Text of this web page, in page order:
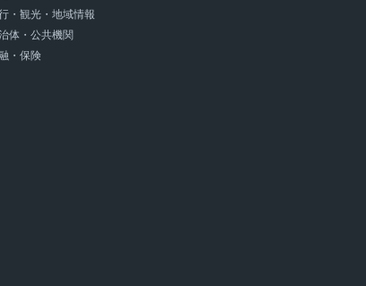
・観光・地域情報
体・公共機関
・保険